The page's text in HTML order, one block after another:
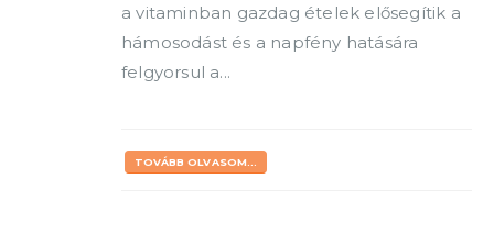
a vitaminban gazdag ételek elősegítik a
hámosodást és a napfény hatására
felgyorsul a...
TOVÁBB OLVASOM...